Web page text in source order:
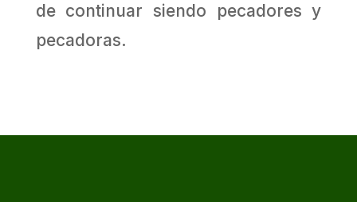
de continuar siendo pecadores y
pecadoras.